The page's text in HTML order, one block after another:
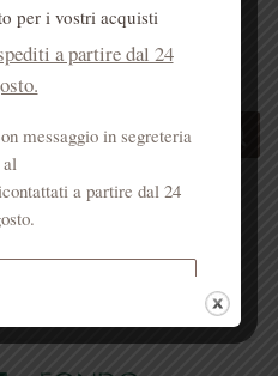
per i vostri acquisti
a partire dal 24
messaggio in segreteria
al
a partire dal 24
a € 50